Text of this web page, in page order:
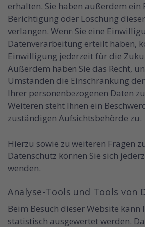
erhalten. Sie haben außerdem ein
Berichtigung oder Löschung
verlangen. Wenn Sie eine
Datenverarbeitung erteilt haben,
Einwilligung jederzeit für die
Außerdem haben Sie das Recht,
Umständen die Einschränkung
Ihrer personenbezogenen Daten
Weiteren steht Ihnen ein
zuständigen Aufsichtsbehörde zu.
Hierzu sowie zu weiteren Fragen
Datenschutz können Sie sich
wenden.
Analyse-Tools und Tools
Beim Besuch dieser Website kann
statistisch ausgewertet werden.